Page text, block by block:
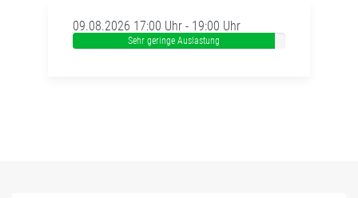
09.08.2026 17:00 Uhr - 19:00 Uhr
Sehr geringe Auslastung